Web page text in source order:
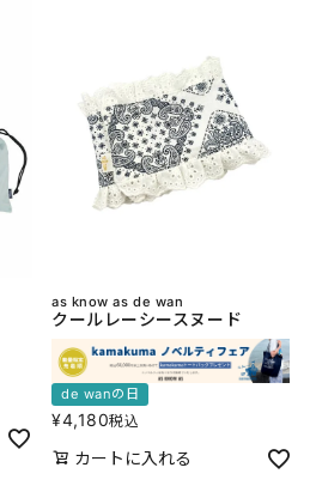
as know as de wan
クールレーシースヌード
de wanの日
¥4,180税込
カートに入れる